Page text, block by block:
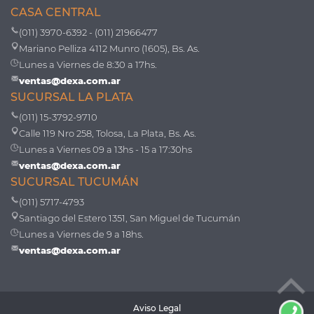
CASA CENTRAL
(011) 3970-6392 - (011) 21966477
Mariano Pelliza 4112 Munro (1605), Bs. As.
Lunes a Viernes de 8:30 a 17hs.
ventas@dexa.com.ar
SUCURSAL LA PLATA
(011) 15-3792-9710
Calle 119 Nro 258, Tolosa, La Plata, Bs. As.
Lunes a Viernes 09 a 13hs - 15 a 17:30hs
ventas@dexa.com.ar
SUCURSAL TUCUMÁN
(011) 5717-4793
Santiago del Estero 1351, San Miguel de Tucumán
Lunes a Viernes de 9 a 18hs.
ventas@dexa.com.ar
Aviso Legal